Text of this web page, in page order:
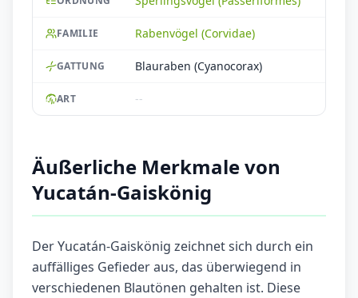
FAMILIE Rabenvögel (Corvidae)
GATTUNG Blauraben (Cyanocorax)
ART --
Äußerliche Merkmale von
Yucatán-Gaiskönig
Der Yucatán-Gaiskönig zeichnet sich durch ein
auffälliges Gefieder aus, das überwiegend in
verschiedenen Blautönen gehalten ist. Diese